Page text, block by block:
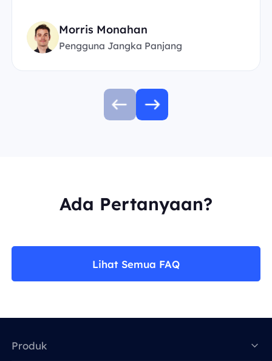
Morris Monahan
Pengguna Jangka Panjang
Ada Pertanyaan?
Lihat Semua FAQ
Produk